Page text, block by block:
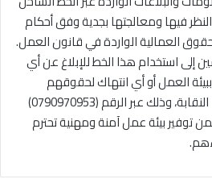
فيها ومعالجتها بجدية وفق أحكام
العمالية الواردة في قانون العمل.
إلى استخدام هذا الخط للإبلاغ عن أي
العمل أو أي انتهاك لحقوقهم
المالية والمهنية التي تكفلها النقابة، وذلك عبر الرقم (0790970953)
توفير بيئة عمل آمنة ومهنية تحترم